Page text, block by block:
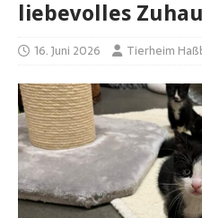
liebevolles
16. Juni 2026 Tierheim